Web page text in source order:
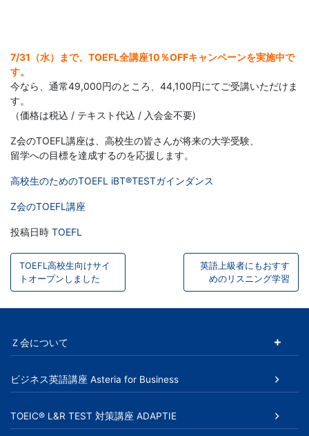
ー
ス
7/31（水）まで、TOEFL全講座10％OFFキャンペーンを実施中で
す。
今なら、通常49,000円のところ、44,100円にてご受講いただけま
す。
（価格は税込 / テキスト代込 / 入会金不要)
Z会のTOEFL講座は、高校生の皆さんが将来の大学受験、
留学への目標を達成するのを応援します。
高校生のためのTOEFL iBT®TESTガインダンス
Z会のTOEFL講座
投稿日時 TOEFL
投
稿
ゲ
ー
ョ
TOEFL高校生向けサイ
トオープンしました
英語上級者にもおすす
めのリスニング学習
Ｚ会について
ビジネス英語講座 Asteria for Business
TOEIC® L&R TEST 対策講座 ADAPTIE